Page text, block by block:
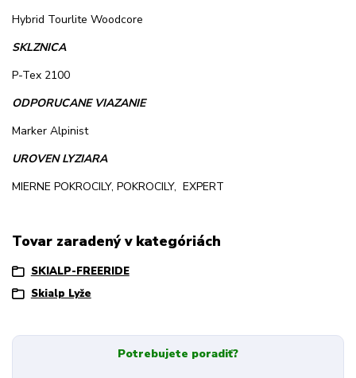
Hybrid Tourlite Woodcore
SKLZNICA
P-Tex 2100
ODPORUCANE VIAZANIE
Marker Alpinist
UROVEN LYZIARA
MIERNE POKROCILY, POKROCILY, EXPERT
Tovar zaradený v kategóriách
SKIALP-FREERIDE
Skialp Lyže
Potrebujete poradiť?